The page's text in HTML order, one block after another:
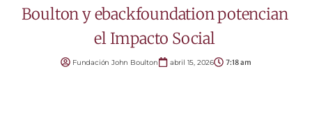
Boulton y ebackfoundation potencian
el Impacto Social
Fundación John Boulton abril 15, 2026 7:18 am